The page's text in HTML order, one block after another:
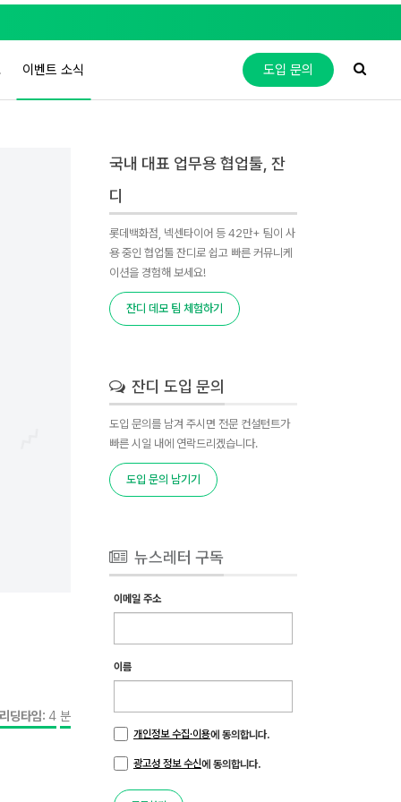
도입 문의
이벤트 소식
딩타임: 4 분
국내 대표 업무용 협업툴, 잔
디
롯데백화점, 넥센타이어 등 42만+ 팀이 사
용 중인 협업툴 잔디로 쉽고 빠른 커뮤니케
이션을 경험해 보세요!
잔디 데모 팀 체험하기
잔디 도입 문의
도입 문의를 남겨 주시면 전문 컨설턴트가
빠른 시일 내에 연락드리겠습니다.
도입 문의 남기기
뉴스레터 구독
이메일 주소
이름
개인정보 수집·이용에 동의합니다.
광고성 정보 수신에 동의합니다.